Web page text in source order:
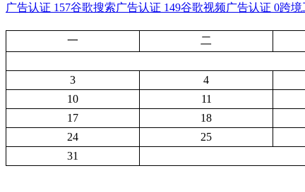
广告认证 157谷歌搜索广告认证 149谷歌视频广告认证 0跨境
一
二
3
4
10
11
17
18
24
25
31